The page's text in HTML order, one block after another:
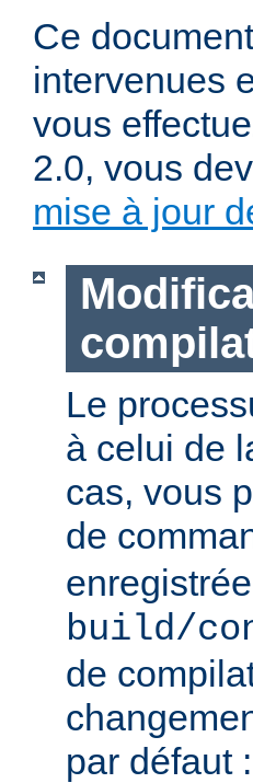
Ce
intervenues
vous
2.0, vous
mise à jour
Le
à celui de
cas, vous
de
build/
de
par défaut :